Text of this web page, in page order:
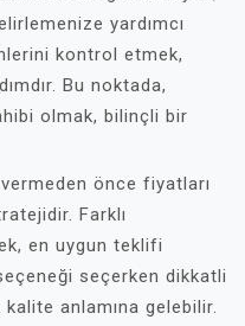
yardımcı
kontrol etmek,
Bu noktada,
olmak, bilinçli bir
önce fiyatları
Farklı
en uygun teklifi
seçerken dikkatli
anlamına gelebilir.